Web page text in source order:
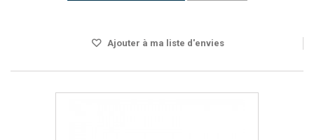
Ajouter à ma liste d'envies